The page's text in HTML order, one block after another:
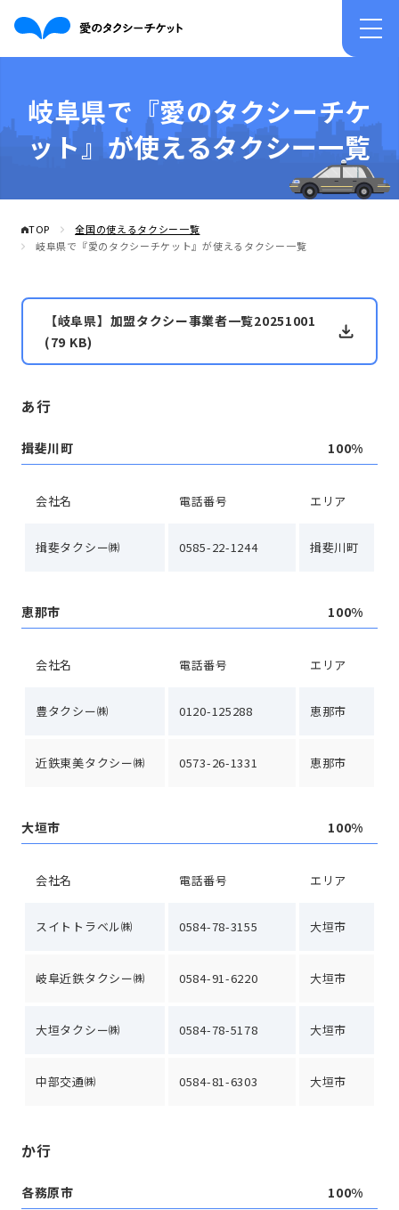
岐阜県で『愛のタクシーチケ
ット』が使えるタクシー一覧
TOP
全国の使えるタクシー一覧
岐阜県で『愛のタクシーチケット』が使えるタクシー一覧
【岐阜県】加盟タクシー事業者一覧20251001
(79 KB)
あ行
揖斐川町 100%
会社名 電話番号 エリア
揖斐タクシー㈱ 0585-22-1244 揖斐川町
恵那市 100%
会社名 電話番号 エリア
豊タクシー㈱ 0120-125288 恵那市
近鉄東美タクシー㈱ 0573-26-1331 恵那市
大垣市 100%
会社名 電話番号 エリア
スイトトラベル㈱ 0584-78-3155 大垣市
岐阜近鉄タクシー㈱ 0584-91-6220 大垣市
大垣タクシー㈱ 0584-78-5178 大垣市
中部交通㈱ 0584-81-6303 大垣市
か行
各務原市 100%